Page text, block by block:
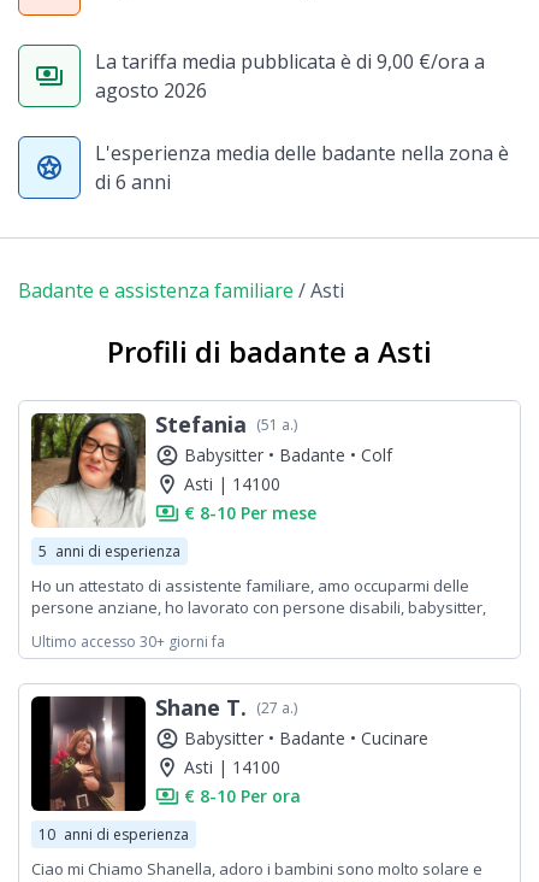
payments
La tariffa media pubblicata è di 9,00 €/ora a
agosto 2026
stars
L'esperienza media delle badante nella zona è
di 6 anni
Badante e assistenza familiare /Asti
Profili di badante a Asti
Stefania (51 a.)
account_circle Babysitter • Badante • Colf
location_on Asti | 14100
payments € 8-10 Per mese
5 anni di esperienza
Ho un attestato di assistente familiare, amo occuparmi delle
persone anziane, ho lavorato con persone disabili, babysitter,
pubblici.
Ultimo accesso 30+ giorni fa
Shane T. (27 a.)
account_circle Babysitter • Badante • Cucinare
location_on Asti | 14100
payments € 8-10 Per ora
10 anni di esperienza
Ciao mi Chiamo Shanella, adoro i bambini sono molto solare e